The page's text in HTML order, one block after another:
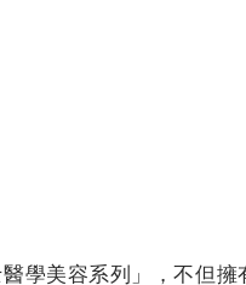
學美容系列」，不但